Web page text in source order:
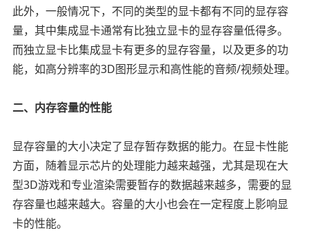
此外，一般情况下，不同的类型的显卡都有不同的显存容
量，其中集成显卡通常有比独立显卡的显存容量低得多。
而独立显卡比集成显卡有更多的显存容量，以及更多的功
能，如高分辨率的3D图形显示和高性能的音频/视频处理。
二、内存容量的性能
显存容量的大小决定了显存暂存数据的能力。在显卡性能
方面，随着显示芯片的处理能力越来越强，尤其是现在大
型3D游戏和专业渲染需要暂存的数据越来越多，需要的显
存容量也越来越大。容量的大小也会在一定程度上影响显
卡的性能。